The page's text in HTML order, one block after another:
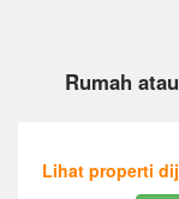
Rumah
Lihat properti